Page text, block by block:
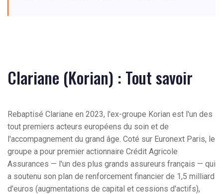
Clariane (Korian) : Tout savoir
Rebaptisé Clariane en 2023, l'ex-groupe Korian est l'un des
tout premiers acteurs européens du soin et de
l'accompagnement du grand âge. Coté sur Euronext Paris, le
groupe a pour premier actionnaire Crédit Agricole
Assurances — l'un des plus grands assureurs français — qui
a soutenu son plan de renforcement financier de 1,5 milliard
d'euros (augmentations de capital et cessions d'actifs),